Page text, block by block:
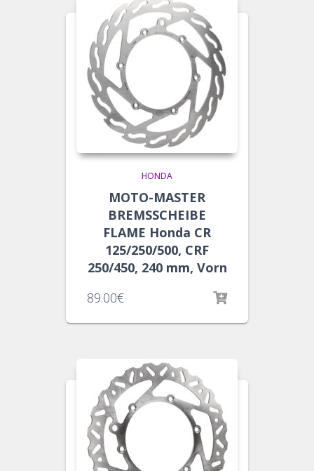
HONDA
MOTO-MASTER
BREMSSCHEIBE
FLAME Honda CR
125/250/500, CRF
250/450, 240 mm, Vorn
89.00€